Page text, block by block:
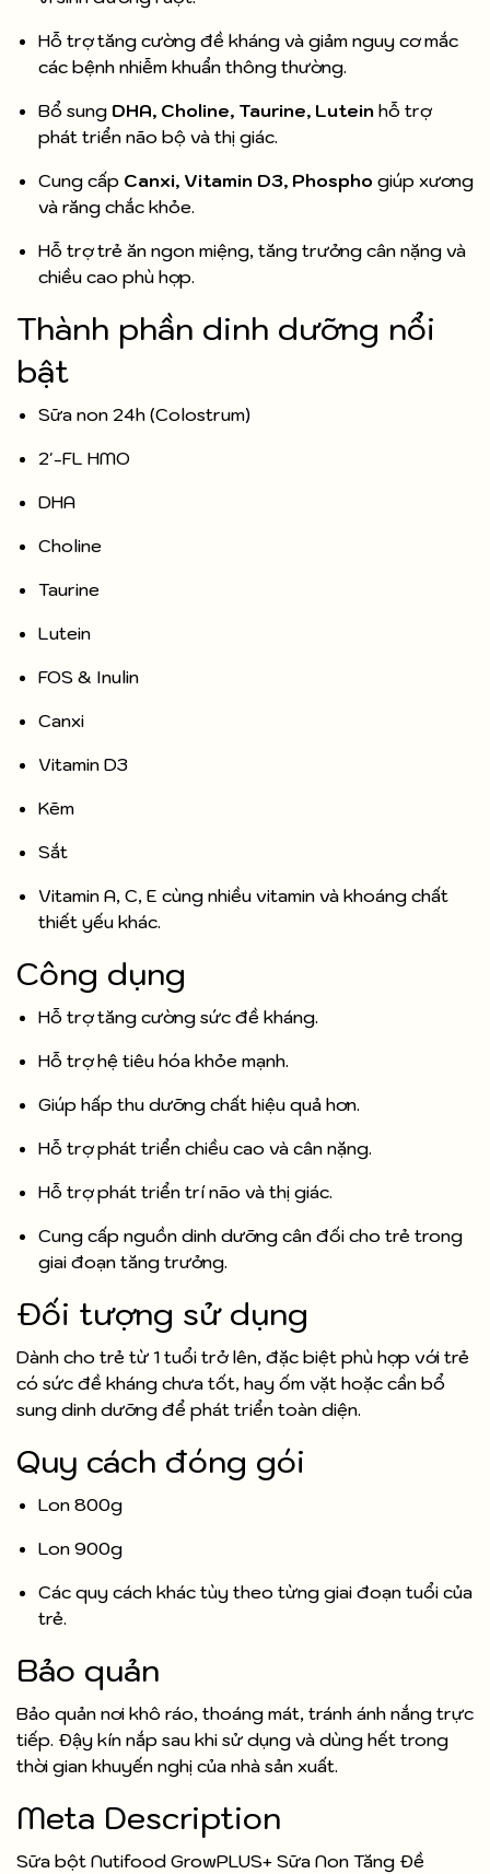
Hỗ trợ tăng cường đề kháng và giảm nguy cơ mắc
các bệnh nhiễm khuẩn thông thường.
Bổ sung DHA, Choline, Taurine, Lutein hỗ trợ
phát triển não bộ và thị giác.
Cung cấp Canxi, Vitamin D3, Phospho giúp xương
và răng chắc khỏe.
Hỗ trợ trẻ ăn ngon miệng, tăng trưởng cân nặng và
chiều cao phù hợp.
Thành phần dinh dưỡng nổi
bật
Sữa non 24h (Colostrum)
2'-FL HMO
DHA
Choline
Taurine
Lutein
FOS & Inulin
Canxi
Vitamin D3
Kẽm
Sắt
Vitamin A, C, E cùng nhiều vitamin và khoáng chất
thiết yếu khác.
Công dụng
Hỗ trợ tăng cường sức đề kháng.
Hỗ trợ hệ tiêu hóa khỏe mạnh.
Giúp hấp thu dưỡng chất hiệu quả hơn.
Hỗ trợ phát triển chiều cao và cân nặng.
Hỗ trợ phát triển trí não và thị giác.
Cung cấp nguồn dinh dưỡng cân đối cho trẻ trong
giai đoạn tăng trưởng.
Đối tượng sử dụng
Dành cho trẻ từ 1 tuổi trở lên, đặc biệt phù hợp với trẻ
có sức đề kháng chưa tốt, hay ốm vặt hoặc cần bổ
sung dinh dưỡng để phát triển toàn diện.
Quy cách đóng gói
Lon 800g
Lon 900g
Các quy cách khác tùy theo từng giai đoạn tuổi của
trẻ.
Bảo quản
Bảo quản nơi khô ráo, thoáng mát, tránh ánh nắng trực
tiếp. Đậy kín nắp sau khi sử dụng và dùng hết trong
thời gian khuyến nghị của nhà sản xuất.
Meta Description
Sữa bột Nutifood GrowPLUS+ Sữa Non Tăng Đề